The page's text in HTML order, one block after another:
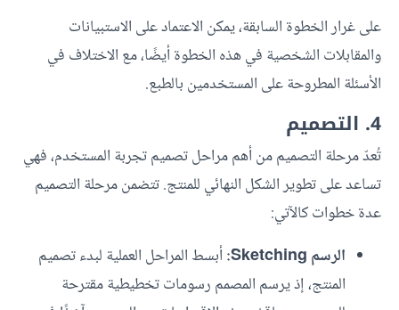
على غرار الخطوة السابقة، يمكن الاعتماد على الاستبيانات
والمقابلات الشخصية في هذه الخطوة أيضًا، مع الاختلاف في
الأسئلة المطروحة على المستخدمين بالطبع.
4. التصميم
تُعدّ مرحلة التصميم من أهم مراحل تصميم تجربة المستخدم، فهي
تساعد على تطوير الشكل النهائي للمنتج. تتضمن مرحلة التصميم
عدة خطوات كالآتي:
الرسم Sketching:
أبسط المراحل العملية لبدء تصميم
المنتج، إذ يرسم المصمم رسومات تخطيطية مقترحة